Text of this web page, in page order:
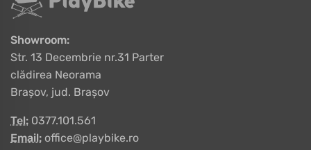
Showroom:
Str. 13 Decembrie nr.31 Parter
clădirea Neorama
Brașov, jud. Brașov
Tel: 0377.101.561
Email: office@playbike.ro